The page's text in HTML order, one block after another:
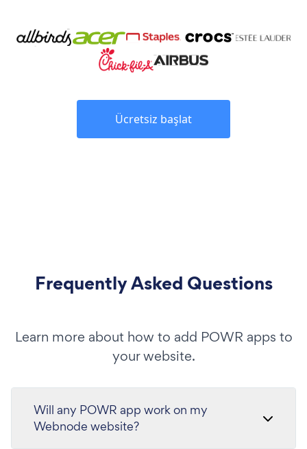
Ücretsiz başlat
Frequently Asked Questions
Learn more about how to add POWR apps to
your website.
Will any POWR app work on my
Webnode website?